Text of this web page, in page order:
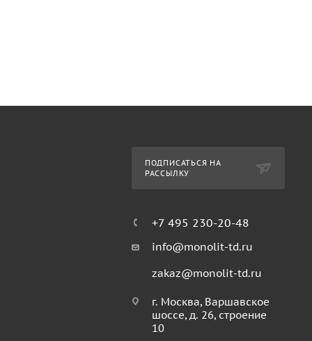
ПОДПИСАТЬСЯ НА
РАССЫЛКУ
+7 495 230-20-48
info@monolit-td.ru
zakaz@monolit-td.ru
г. Москва, Варшавское
шоссе, д. 26, строение
10